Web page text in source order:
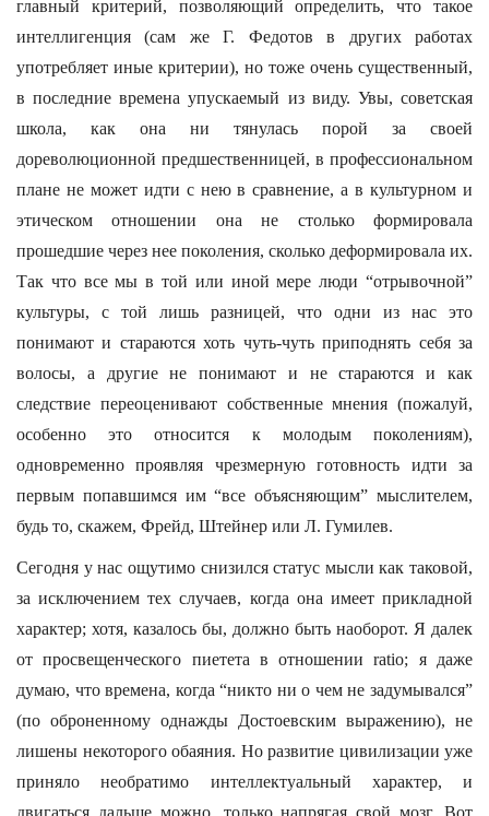
главный критерий, позволяющий определить, что такое
интеллигенция (сам же Г. Федотов в других работах
употребляет иные критерии), но тоже очень существенный,
в последние времена упускаемый из виду. Увы, советская
школа, как она ни тянулась порой за своей
дореволюционной предшественницей, в профессиональном
плане не может идти с нею в сравнение, а в культурном и
этическом отношении она не столько формировала
прошедшие через нее поколения, сколько деформировала их.
Так что все мы в той или иной мере люди “отрывочной”
культуры, с той лишь разницей, что одни из нас это
понимают и стараются хоть чуть-чуть приподнять себя за
волосы, а другие не понимают и не стараются и как
следствие переоценивают собственные мнения (пожалуй,
особенно это относится к молодым поколениям),
одновременно проявляя чрезмерную готовность идти за
первым попавшимся им “все объясняющим” мыслителем,
будь то, скажем, Фрейд, Штейнер или Л. Гумилев.
Сегодня у нас ощутимо снизился статус мысли как таковой,
за исключением тех случаев, когда она имеет прикладной
характер; хотя, казалось бы, должно быть наоборот. Я далек
от просвещенческого пиетета в отношении ratio; я даже
думаю, что времена, когда “никто ни о чем не задумывался”
(по оброненному однажды Достоевским выражению), не
лишены некоторого обаяния. Но развитие цивилизации уже
приняло необратимо интеллектуальный характер, и
двигаться дальше можно, только напрягая свой мозг. Вот